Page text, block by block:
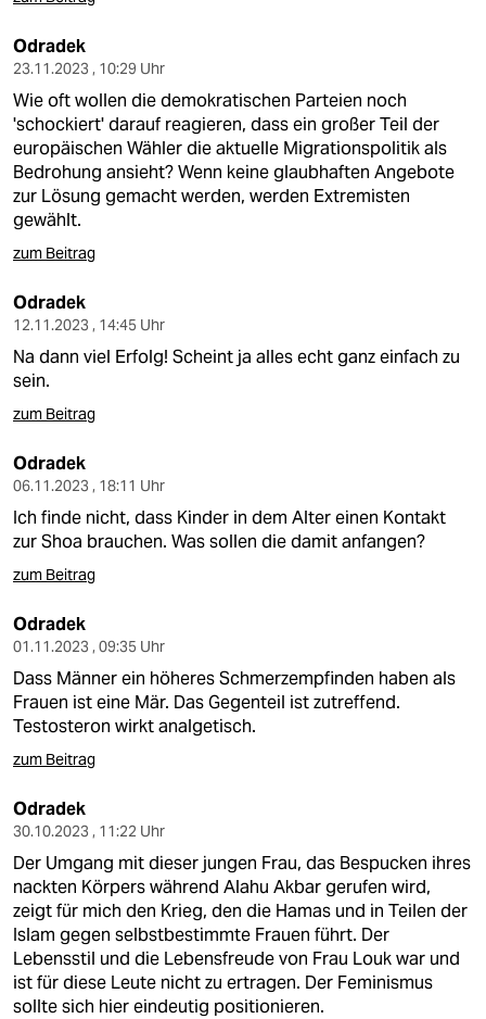
Odradek
23.11.2023 , 10:29 Uhr
Wie oft wollen die demokratischen Parteien noch
'schockiert' darauf reagieren, dass ein großer Teil der
europäischen Wähler die aktuelle Migrationspolitik als
Bedrohung ansieht? Wenn keine glaubhaften Angebote
zur Lösung gemacht werden, werden Extremisten
gewählt.
zum Beitrag
Odradek
12.11.2023 , 14:45 Uhr
Na dann viel Erfolg! Scheint ja alles echt ganz einfach zu
sein.
zum Beitrag
Odradek
06.11.2023 , 18:11 Uhr
Ich finde nicht, dass Kinder in dem Alter einen Kontakt
zur Shoa brauchen. Was sollen die damit anfangen?
zum Beitrag
Odradek
01.11.2023 , 09:35 Uhr
Dass Männer ein höheres Schmerzempfinden haben als
Frauen ist eine Mär. Das Gegenteil ist zutreffend.
Testosteron wirkt analgetisch.
zum Beitrag
Odradek
30.10.2023 , 11:22 Uhr
Der Umgang mit dieser jungen Frau, das Bespucken ihres
nackten Körpers während Alahu Akbar gerufen wird,
zeigt für mich den Krieg, den die Hamas und in Teilen der
Islam gegen selbstbestimmte Frauen führt. Der
Lebensstil und die Lebensfreude von Frau Louk war und
ist für diese Leute nicht zu ertragen. Der Feminismus
sollte sich hier eindeutig positionieren.